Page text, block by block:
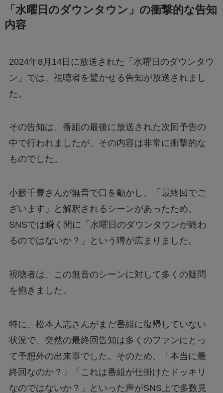
佐々木朗希と本田真凛の結婚は本当？
何？
ソフトバンクの栗原陵矢選手に何があったの？
理由は？
ガンバの山田康太選手の迷惑行為って、何をし
ナウンサーは誰なの？
「水曜日のダウンタウン」の衝撃的な告知
内容
2024年8月14日に放送された「水曜日のダウンタウ
ン」では、視聴者を驚かせる告知が放送されまし
た。
その告知は、番組の最後に放送された次回予告の
中で行われましたが、その内容は非常に衝撃的な
ものでした。
小籔千豊さんが無音で口を動かし、「最終回でご
ざいます」と解釈されるシーンがあったため、
SNSでは瞬く間に「水曜日のダウンタウンが終わ
るのではないか？」という噂が広まりました。
視聴者は、この無音のシーンに対して多くの疑問
を抱きました。
特に、松本人志さんがまだ番組に復帰していない
状況で、突然の最終回告知は多くのファンにとっ
て予想外の出来事でした。そのため、「本当に最
終回なのか？」「これは番組が仕掛けたドッキリ
なのではないか？」といった声がSNS上で多数見